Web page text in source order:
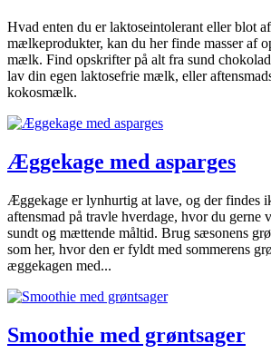
Hvad enten du er laktoseintolerant eller blot
mælkeprodukter, kan du her finde masser af
mælk. Find opskrifter på alt fra sund
lav din egen laktosefrie mælk, eller
kokosmælk.
Æggekage med asparges
Æggekage er lynhurtig at lave, og der findes
aftensmad på travle hverdage, hvor du gerne
sundt og mættende måltid. Brug sæsonens
som her, hvor den er fyldt med sommerens
æggekagen med...
Smoothie med grøntsager